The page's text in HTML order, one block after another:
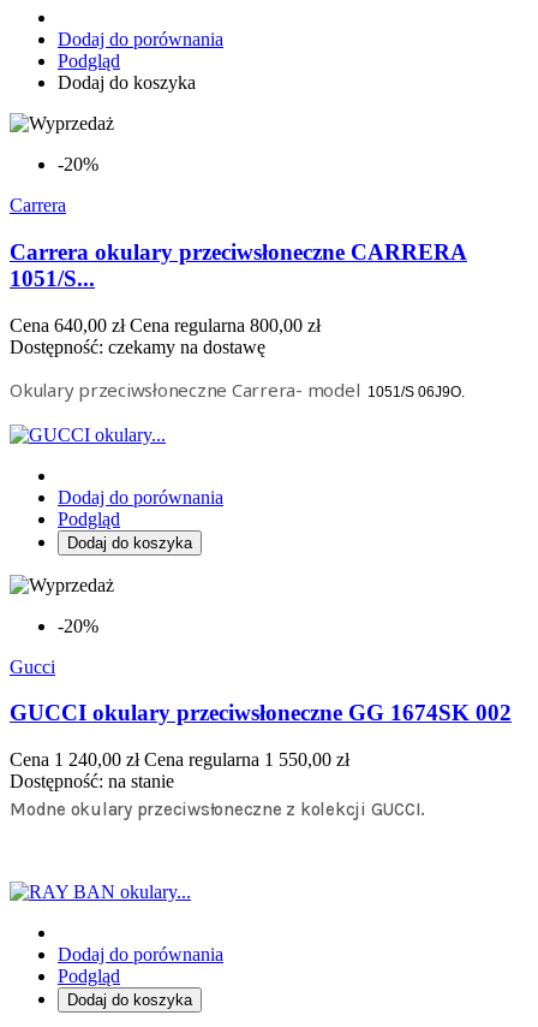
Dodaj do porównania
Podgląd
Dodaj do koszyka
-20%
Carrera
Carrera okulary przeciwsłoneczne CARRERA
1051/S...
Cena 640,00 zł Cena regularna 800,00 zł
Dostępność: czekamy na dostawę
Okulary przeciwsłoneczne Carrera- model 1051/S 06J9O.
Dodaj do porównania
Podgląd
Dodaj do koszyka
-20%
Gucci
GUCCI okulary przeciwsłoneczne GG 1674SK 002
Cena 1 240,00 zł Cena regularna 1 550,00 zł
Dostępność: na stanie
Modne okulary przeciwsłoneczne z kolekcji GUCCI.
Dodaj do porównania
Podgląd
Dodaj do koszyka